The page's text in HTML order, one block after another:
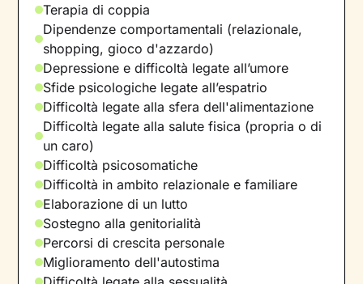
Terapia di coppia
Dipendenze comportamentali (relazionale,
shopping, gioco d'azzardo)
Depressione e difficoltà legate all’umore
Sfide psicologiche legate all’espatrio
Difficoltà legate alla sfera dell'alimentazione
Difficoltà legate alla salute fisica (propria o di
un caro)
Difficoltà psicosomatiche
Difficoltà in ambito relazionale e familiare
Elaborazione di un lutto
Sostegno alla genitorialità
Percorsi di crescita personale
Miglioramento dell'autostima